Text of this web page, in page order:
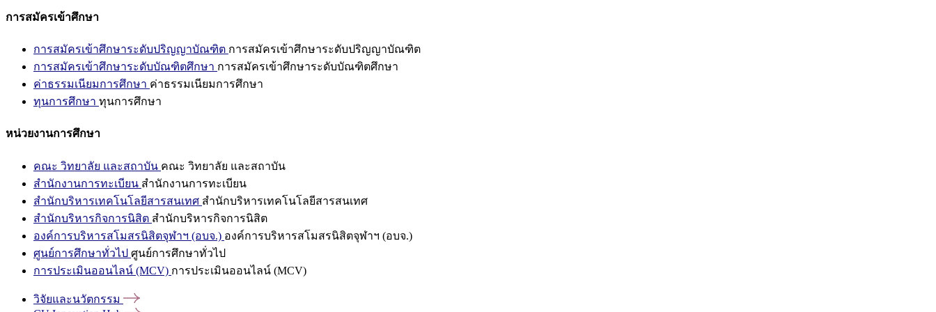
การสมัครเข้าศึกษา
การสมัครเข้าศึกษาระดับปริญญาบัณฑิต การสมัครเข้าศึกษาระดับปริญญาบัณฑิต
การสมัครเข้าศึกษาระดับบัณฑิตศึกษา การสมัครเข้าศึกษาระดับบัณฑิตศึกษา
ค่าธรรมเนียมการศึกษา ค่าธรรมเนียมการศึกษา
ทุนการศึกษา ทุนการศึกษา
หน่วยงานการศึกษา
คณะ วิทยาลัย และสถาบัน คณะ วิทยาลัย และสถาบัน
สำนักงานการทะเบียน สำนักงานการทะเบียน
สำนักบริหารเทคโนโลยีสารสนเทศ สำนักบริหารเทคโนโลยีสารสนเทศ
สำนักบริหารกิจการนิสิต สำนักบริหารกิจการนิสิต
องค์การบริหารสโมสรนิสิตจุฬาฯ (อบจ.) องค์การบริหารสโมสรนิสิตจุฬาฯ (อบจ.)
ศูนย์การศึกษาทั่วไป ศูนย์การศึกษาทั่วไป
การประเมินออนไลน์ (MCV) การประเมินออนไลน์ (MCV)
วิจัยและนวัตกรรม